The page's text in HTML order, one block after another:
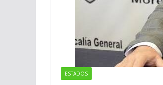
ESTADOS